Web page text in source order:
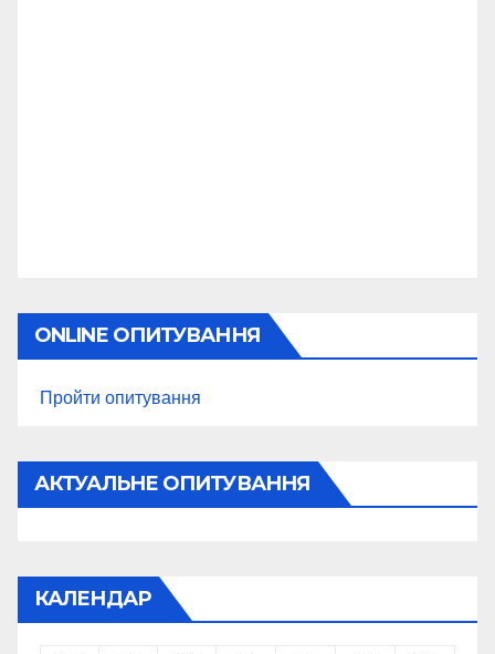
ONLINE ОПИТУВАННЯ
Пройти опитування
АКТУАЛЬНЕ ОПИТУВАННЯ
КАЛЕНДАР